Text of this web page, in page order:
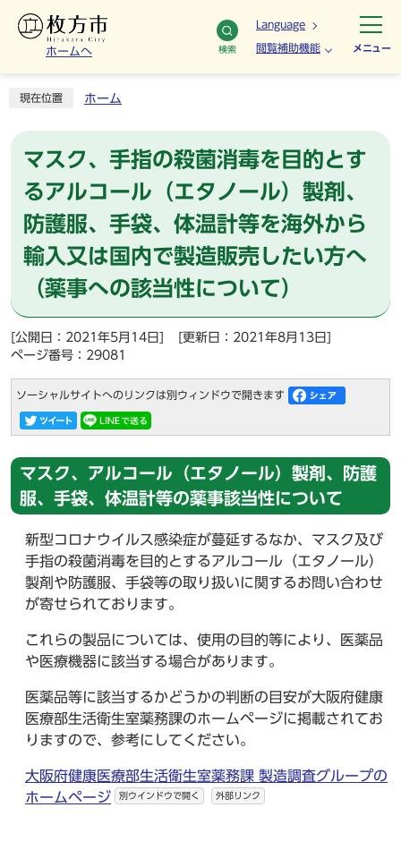
ホームへ 検索
Language
閲覧補助機能 メニュー
現在位置 ホーム
マスク、手指の殺菌消毒を目的とす
るアルコール（エタノール）製剤、
防護服、手袋、体温計等を海外から
輸入又は国内で製造販売したい方へ
（薬事への該当性について）
[公開日：2021年5月14日]
[更新日：2021年8月13日]
ページ番号：29081
ソーシャルサイトへのリンクは別ウィンドウで開きます
マスク、アルコール（エタノール）製剤、防護
服、手袋、体温計等の薬事該当性について
新型コロナウイルス感染症が蔓延するなか、マスク及び
手指の殺菌消毒を目的とするアルコール（エタノール）
製剤や防護服、手袋等の取り扱いに関するお問い合わせ
が寄せられております。
これらの製品については、使用の目的等により、医薬品
や医療機器に該当する場合があります。
医薬品等に該当するかどうかの判断の目安が大阪府健康
医療部生活衛生室薬務課のホームページに掲載されてお
りますので、参考にしてください。
大阪府健康医療部生活衛生室薬務課 製造調査グループの
ホームページ
別ウインドウで開く 外部リンク